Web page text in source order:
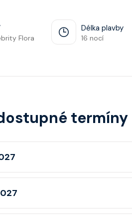
Flora
Délka plavby
16 nocí
termíny